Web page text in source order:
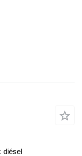
diésel